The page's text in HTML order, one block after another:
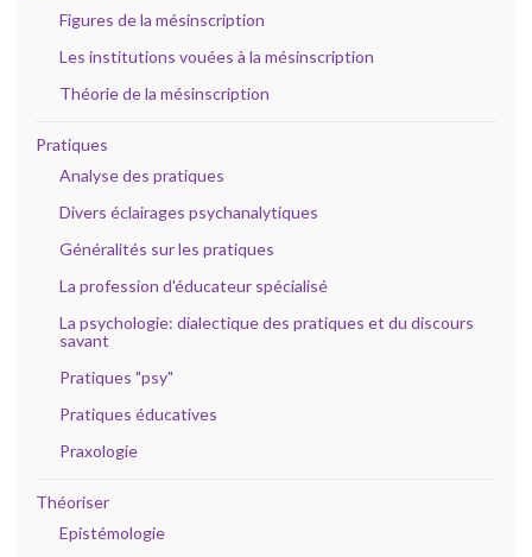
Figures de la mésinscription
Les institutions vouées à la mésinscription
Théorie de la mésinscription
Pratiques
Analyse des pratiques
Divers éclairages psychanalytiques
Généralités sur les pratiques
La profession d'éducateur spécialisé
La psychologie: dialectique des pratiques et du discours
savant
Pratiques "psy"
Pratiques éducatives
Praxologie
Théoriser
Epistémologie